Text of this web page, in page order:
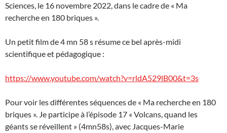
Sciences, le 16 novembre 2022, dans le cadre de « Ma
recherche en 180 briques ».
Un petit film de 4 mn 58 s résume ce bel après-midi
scientifique et pédagogique :
https://www.youtube.com/watch?v=rldA529lB00&t=3s
Pour voir les différentes séquences de « Ma recherche en 180
briques ». Je participe à l’épisode 17 « Volcans, quand les
géants se réveillent » (4mn58s), avec Jacques-Marie